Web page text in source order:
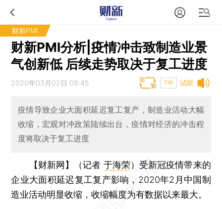
财新PMI
财新PMI分析|疫情冲击致制造业景
气创新低 后续走势取决于复工进度
试听
2020年03月02日 09:45 T中
疫情导致企业大面积延迟复工复产，制造业活动大幅
收缩，宏观对冲政策陆续出台，疫情对经济的冲击程
度将取决于复工进度
【财新网】（记者 于海荣） 受新冠疫情带来的
企业大面积延迟复工复产影响，2020年2月中国制
造业活动明显收缩，收缩幅度为有数据以来最大。